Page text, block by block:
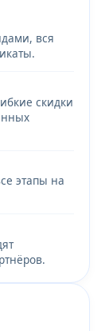
вся
скидки
этапы на